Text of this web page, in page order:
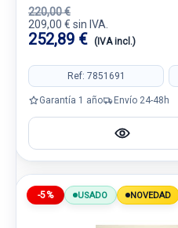
220,00 €
209,00 € sin IVA.
252,89 € (IVA incl.)
Ref: 7851691
Garantía 1 año Envío 24-48h
-5% USADO NOVEDAD